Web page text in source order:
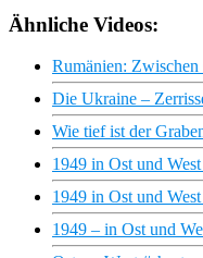
Ähnliche Videos:
Rumänien:
Die Ukraine –
Wie tief ist der
1949 in Ost und
1949 in Ost und
1949 – in Ost und